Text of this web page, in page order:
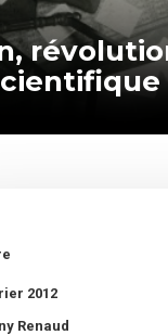
2012
Renaud